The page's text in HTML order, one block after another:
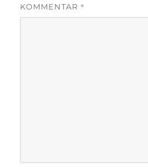
KOMMENTAR *